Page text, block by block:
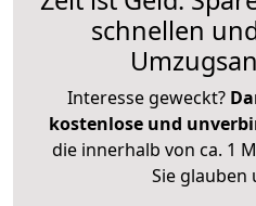
schnellen
Interesse geweckt?
kostenlose und
die innerhalb von ca. 1
Sie glauben